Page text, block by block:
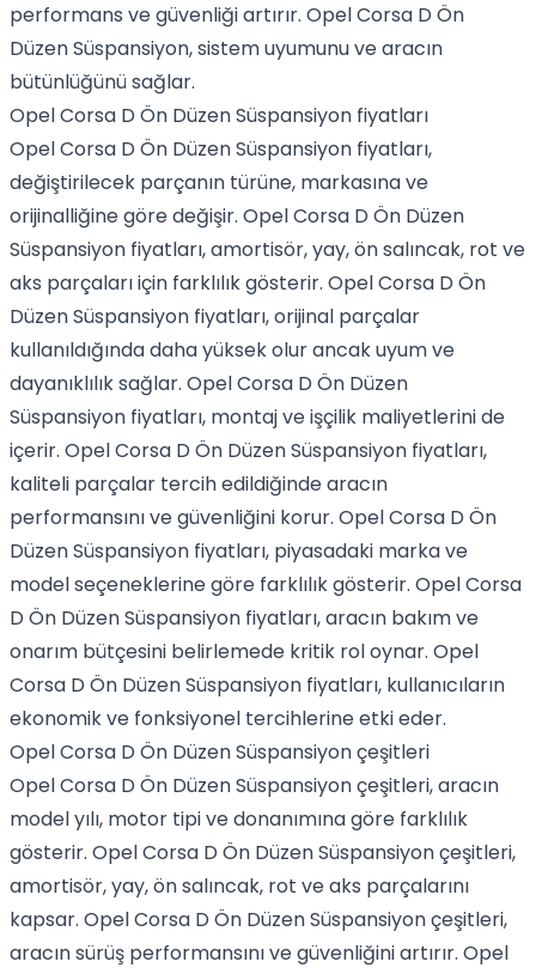
performans ve güvenliği artırır. Opel Corsa D Ön
Düzen Süspansiyon, sistem uyumunu ve aracın
bütünlüğünü sağlar.
Opel Corsa D Ön Düzen Süspansiyon fiyatları
Opel Corsa D Ön Düzen Süspansiyon fiyatları,
değiştirilecek parçanın türüne, markasına ve
orijinalliğine göre değişir. Opel Corsa D Ön Düzen
Süspansiyon fiyatları, amortisör, yay, ön salıncak, rot ve
aks parçaları için farklılık gösterir. Opel Corsa D Ön
Düzen Süspansiyon fiyatları, orijinal parçalar
kullanıldığında daha yüksek olur ancak uyum ve
dayanıklılık sağlar. Opel Corsa D Ön Düzen
Süspansiyon fiyatları, montaj ve işçilik maliyetlerini de
içerir. Opel Corsa D Ön Düzen Süspansiyon fiyatları,
kaliteli parçalar tercih edildiğinde aracın
performansını ve güvenliğini korur. Opel Corsa D Ön
Düzen Süspansiyon fiyatları, piyasadaki marka ve
model seçeneklerine göre farklılık gösterir. Opel Corsa
D Ön Düzen Süspansiyon fiyatları, aracın bakım ve
onarım bütçesini belirlemede kritik rol oynar. Opel
Corsa D Ön Düzen Süspansiyon fiyatları, kullanıcıların
ekonomik ve fonksiyonel tercihlerine etki eder.
Opel Corsa D Ön Düzen Süspansiyon çeşitleri
Opel Corsa D Ön Düzen Süspansiyon çeşitleri, aracın
model yılı, motor tipi ve donanımına göre farklılık
gösterir. Opel Corsa D Ön Düzen Süspansiyon çeşitleri,
amortisör, yay, ön salıncak, rot ve aks parçalarını
kapsar. Opel Corsa D Ön Düzen Süspansiyon çeşitleri,
aracın sürüş performansını ve güvenliğini artırır. Opel